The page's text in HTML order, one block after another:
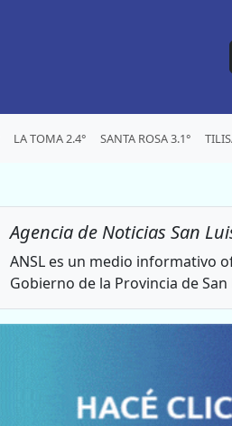
LA TOMA 2.4° SANTA ROSA 3.1°
Agencia de Noticias San
ANSL es un medio informativo
Gobierno de la Provincia de